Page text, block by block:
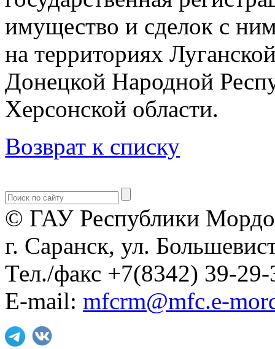
имущество и сделок с
на территориях
Донецкой Народной
Херсонской области.
Возврат к списку
© ГАУ Республики
г. Саранск, ул.
Тел./факс +7(8342) 39-29-
E-mail: mfcrm@mfc.e-